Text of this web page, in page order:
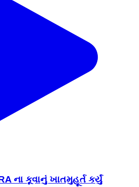
ના કૂવાનું ખાતમુહૂર્ત કર્યું